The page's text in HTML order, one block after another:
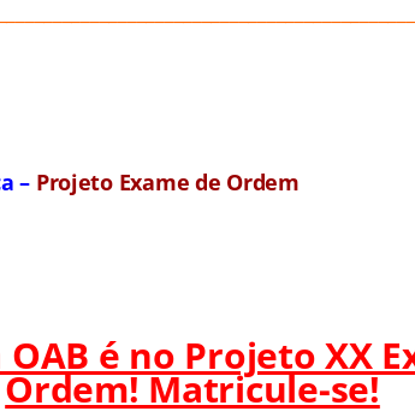
– Projeto Exame de Ordem
OAB é no Projeto XX
Ordem! Matricule-se!